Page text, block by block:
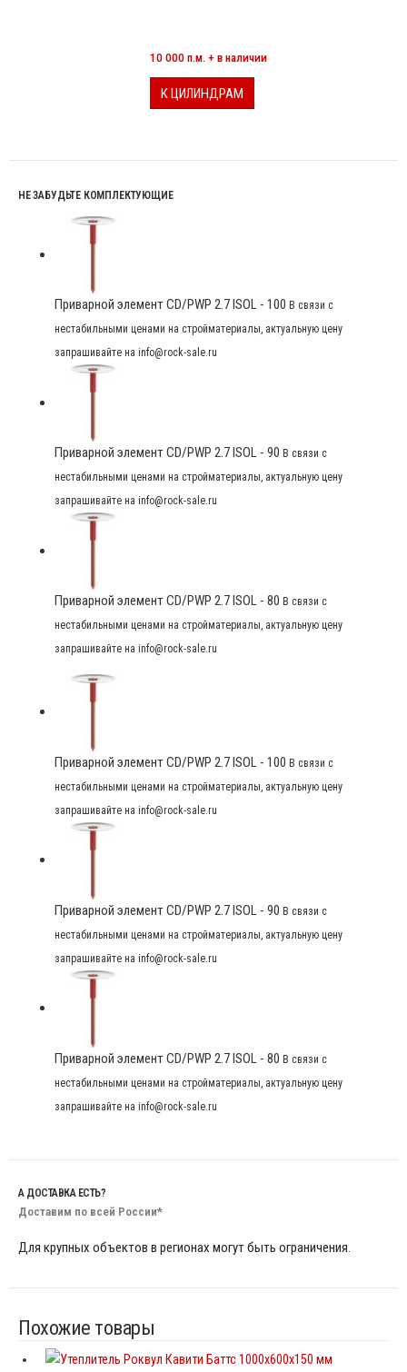
10 000 п.м. + в наличии
К ЦИЛИНДРАМ
НЕ ЗАБУДЬТЕ КОМПЛЕКТУЮЩИЕ
Приварной элемент CD/PWP 2.7 ISOL - 100 В связи с
нестабильными ценами на стройматериалы, актуальную цену
запрашивайте на info@rock-sale.ru
Приварной элемент CD/PWP 2.7 ISOL - 90 В связи с
нестабильными ценами на стройматериалы, актуальную цену
запрашивайте на info@rock-sale.ru
Приварной элемент CD/PWP 2.7 ISOL - 80 В связи с
нестабильными ценами на стройматериалы, актуальную цену
запрашивайте на info@rock-sale.ru
Приварной элемент CD/PWP 2.7 ISOL - 100 В связи с
нестабильными ценами на стройматериалы, актуальную цену
запрашивайте на info@rock-sale.ru
Приварной элемент CD/PWP 2.7 ISOL - 90 В связи с
нестабильными ценами на стройматериалы, актуальную цену
запрашивайте на info@rock-sale.ru
Приварной элемент CD/PWP 2.7 ISOL - 80 В связи с
нестабильными ценами на стройматериалы, актуальную цену
запрашивайте на info@rock-sale.ru
А ДОСТАВКА ЕСТЬ?
Доставим по всей России*
Для крупных объектов в регионах могут быть ограничения.
Похожие товары